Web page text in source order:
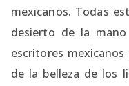
mexicanos. Todas
desierto de la
escritores
de la belleza de los